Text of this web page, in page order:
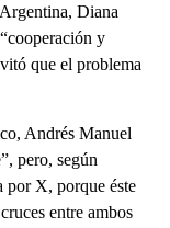
Diana
y
que el problema
Andrés Manuel
pero, según
por X, porque éste
entre ambos